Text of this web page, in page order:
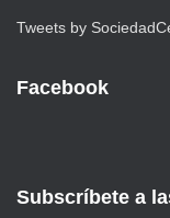
Tweets by
Facebook
Subscríbete a